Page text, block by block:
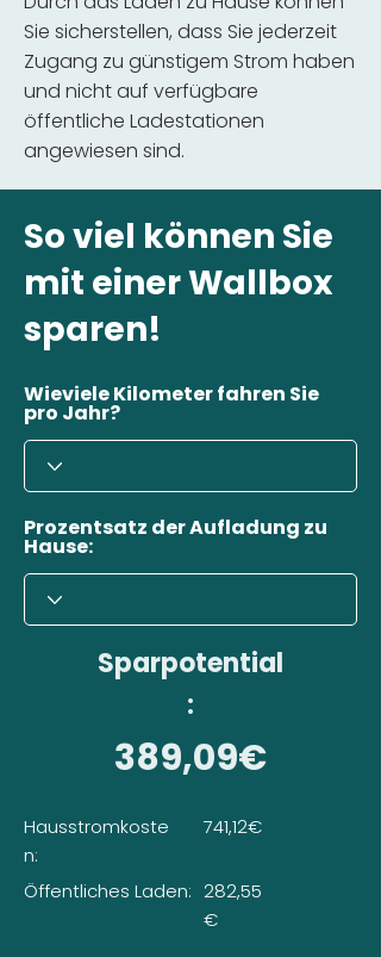
Sie sicherstellen, dass Sie jederzeit
Zugang zu günstigem Strom haben
und nicht auf verfügbare
öffentliche Ladestationen
angewiesen sind.
So viel können Sie
mit einer Wallbox
sparen!
Wieviele Kilometer fahren Sie
pro Jahr?
Prozentsatz der Aufladung zu
Hause:
Sparpotential
:
389,09€
Hausstromkoste
n:
Öffentliches Laden:
741,12€
282,55
€